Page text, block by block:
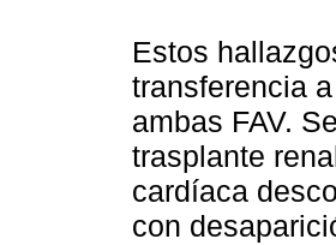
Estos
transferencia
ambas FAV.
trasplante
cardíaca
con